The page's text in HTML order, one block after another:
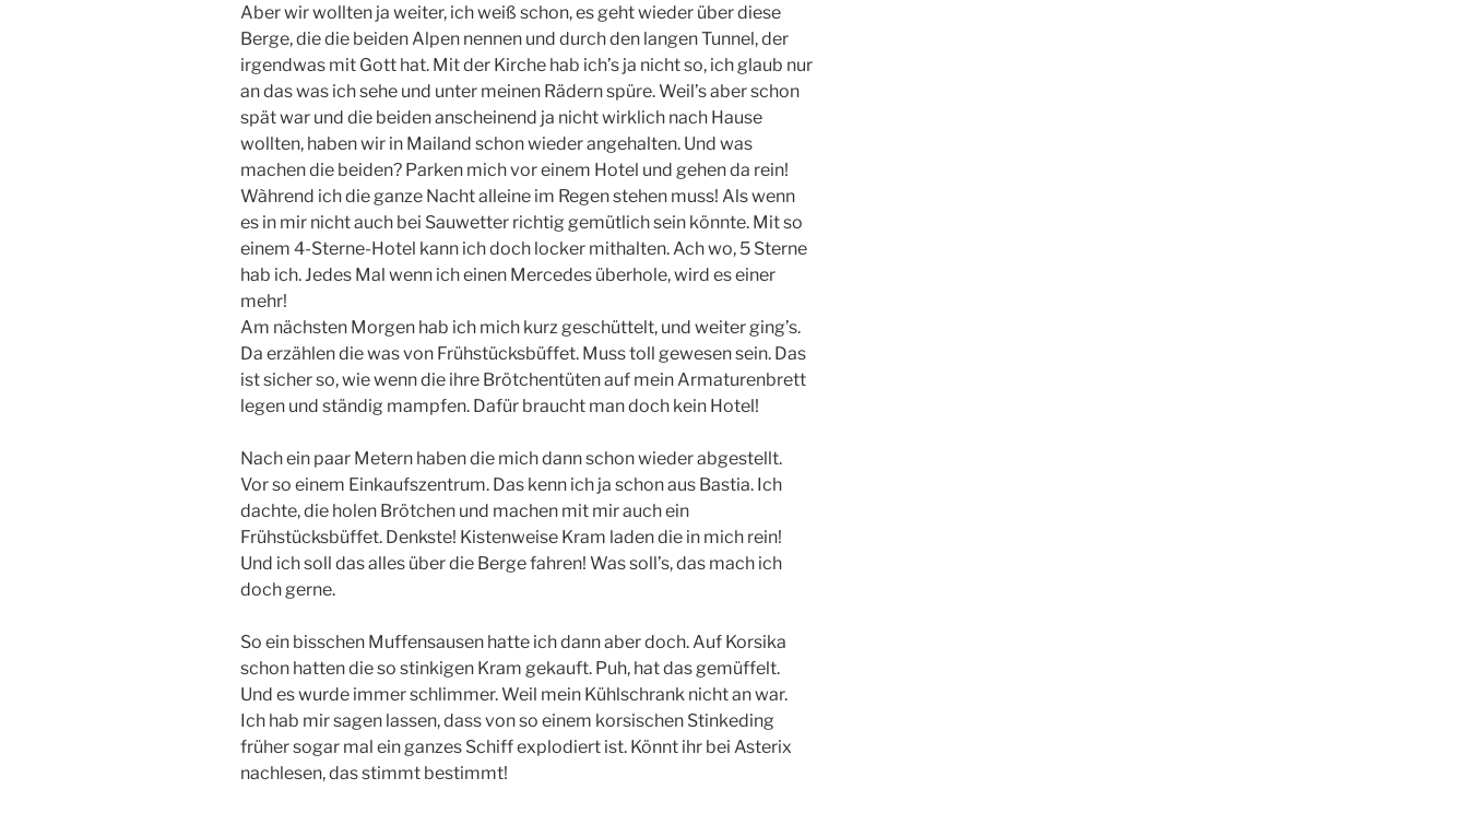
Aber wir wollten ja weiter, ich weiß schon, es geht wieder über diese
Berge, die die beiden Alpen nennen und durch den langen Tunnel, der
irgendwas mit Gott hat. Mit der Kirche hab ich’s ja nicht so, ich glaub nur
an das was ich sehe und unter meinen Rädern spüre. Weil’s aber schon
spät war und die beiden anscheinend ja nicht wirklich nach Hause
wollten, haben wir in Mailand schon wieder angehalten. Und was
machen die beiden? Parken mich vor einem Hotel und gehen da rein!
Wàhrend ich die ganze Nacht alleine im Regen stehen muss! Als wenn
es in mir nicht auch bei Sauwetter richtig gemütlich sein könnte. Mit so
einem 4-Sterne-Hotel kann ich doch locker mithalten. Ach wo, 5 Sterne
hab ich. Jedes Mal wenn ich einen Mercedes überhole, wird es einer
mehr!
Am nächsten Morgen hab ich mich kurz geschüttelt, und weiter ging’s.
Da erzählen die was von Frühstücksbüffet. Muss toll gewesen sein. Das
ist sicher so, wie wenn die ihre Brötchentüten auf mein Armaturenbrett
legen und ständig mampfen. Dafür braucht man doch kein Hotel!
Nach ein paar Metern haben die mich dann schon wieder abgestellt.
Vor so einem Einkaufszentrum. Das kenn ich ja schon aus Bastia. Ich
dachte, die holen Brötchen und machen mit mir auch ein
Frühstücksbüffet. Denkste! Kistenweise Kram laden die in mich rein!
Und ich soll das alles über die Berge fahren! Was soll’s, das mach ich
doch gerne.
So ein bisschen Muffensausen hatte ich dann aber doch. Auf Korsika
schon hatten die so stinkigen Kram gekauft. Puh, hat das gemüffelt.
Und es wurde immer schlimmer. Weil mein Kühlschrank nicht an war.
Ich hab mir sagen lassen, dass von so einem korsischen Stinkeding
früher sogar mal ein ganzes Schiff explodiert ist. Könnt ihr bei Asterix
nachlesen, das stimmt bestimmt!